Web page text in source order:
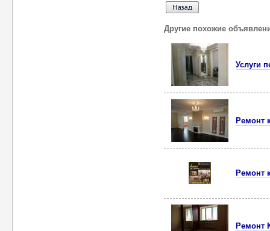
Другие похожие
Услуги
Ремонт
Ремонт
Ремонт